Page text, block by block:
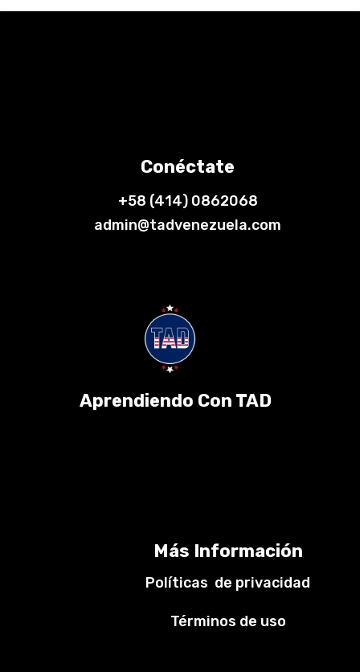
Conéctate
+58 (414) 0862068
admin@tadvenezuela.com
Aprendiendo Con TAD
Más Información
Políticas de privacidad
Términos de uso